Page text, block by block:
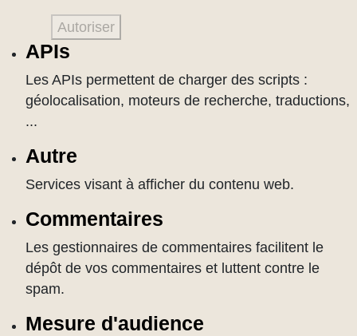
Autoriser
APIs
Les APIs permettent de charger des scripts :
géolocalisation, moteurs de recherche, traductions,
...
Autre
Services visant à afficher du contenu web.
Commentaires
Les gestionnaires de commentaires facilitent le
dépôt de vos commentaires et luttent contre le
spam.
Mesure d'audience